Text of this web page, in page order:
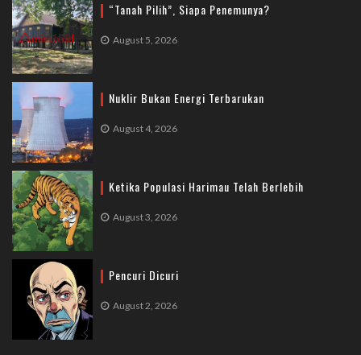
“Tanah Pilih”, Siapa Penemunya?
August 5, 2026
Nuklir Bukan Energi Terbarukan
August 4, 2026
Ketika Populasi Harimau Telah Berlebih
August 3, 2026
Pencuri Dicuri
August 2, 2026